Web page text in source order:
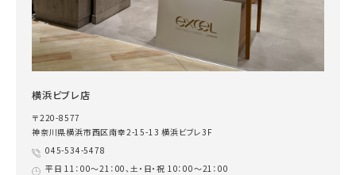
横浜ビブレ店
〒220-8577
神奈川県横浜市西区南幸2-15-13 横浜ビブレ3F
045-534-5478
平日 11：00～21：00、土・日・祝 10：00～21：00